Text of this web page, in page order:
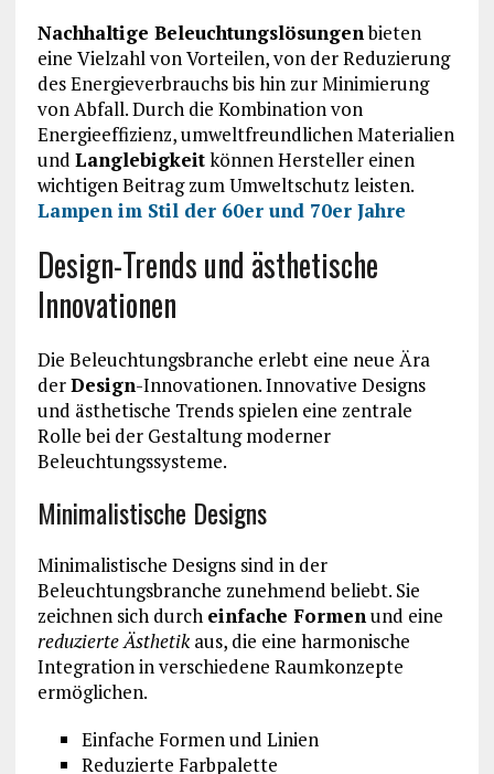
Nachhaltige Beleuchtungslösungenbieten
eine Vielzahl von Vorteilen, von der Reduzierung
des Energieverbrauchs bis hin zur Minimierung
von Abfall. Durch die Kombination von
Energieeffizienz, umweltfreundlichen Materialien
und Langlebigkeitkönnen Hersteller einen
wichtigen Beitrag zum Umweltschutz leisten.
Lampen im Stil der 60er und 70er Jahre
Design-Trends und ästhetische
Innovationen
Die Beleuchtungsbranche erlebt eine neue Ära
derDesign-Innovationen. Innovative Designs
und ästhetische Trends spielen eine zentrale
Rolle bei der Gestaltung moderner
Beleuchtungssysteme.
Minimalistische Designs
Minimalistische Designs sind in der
Beleuchtungsbranche zunehmend beliebt. Sie
zeichnen sich durch einfache Formenund eine
reduzierte Ästhetikaus, die eine harmonische
Integration in verschiedene Raumkonzepte
ermöglichen.
Einfache Formen und Linien
Reduzierte Farbpalette